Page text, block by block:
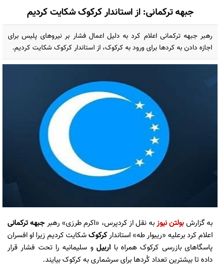
جبهه ترکمانی: از استاندار کرکوک شکایت کردیم
رهبر جبهه ترکمانی اعلام کرد به دلیل اعمال فشار بر نیروهای پلیس برای
اجازه دادن به کردها برای ورود به کرکوک، از استاندار کرکوک شکایت کردیم.
به گزارشبولتن نیوزبه نقل از کردپرس، «اکرم طرزی» رهبر جبهه ترکمانی
اعلام کرد برعلیه «ریبوار طه» استاندارکرکوکشکایت کردیم زیرا او افسران
پاسگاهای بازرسی کرکوک همراه با اربیلو سلیمانیه را تحت فشار قرار
داده تا بیشترین تعداد کُردها برای سرشماری به کرکوک بیایند.